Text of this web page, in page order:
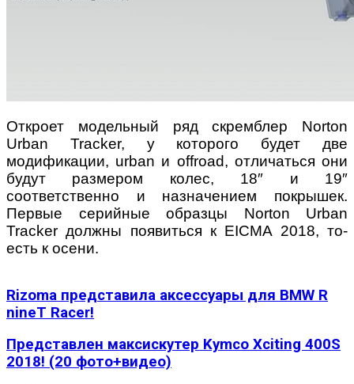
Откроет модельный ряд скремблер Norton
Urban Tracker, у которого будет две
модификации, urban и offroad, отличаться они
будут размером колес, 18″ и 19″
соответственно и назначением покрышек.
Первые серийные образцы Norton Urban
Tracker должны появиться к EICMA 2018, то-
есть к осени.
Rizoma представила аксессуары для BMW R
nineT Racer!
Представлен максискутер Kymco Xciting 400S
2018! (20 фото+видео)